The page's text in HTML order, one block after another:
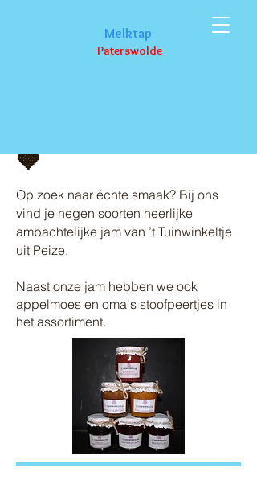
Melktap
Paterswolde
🍓
Op zoek naar échte smaak? Bij ons
vind je negen soorten heerlijke
ambachtelijke jam van ’t Tuinwinkeltje
uit Peize.
Naast onze jam hebben we ook
appelmoes en oma's stoofpeertjes in
het assortiment.